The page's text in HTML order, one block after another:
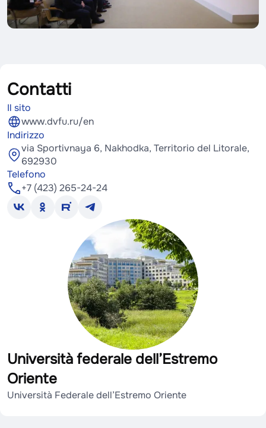
Contatti
Il sito
www.dvfu.ru/en
Indirizzo
via Sportivnaya 6, Nakhodka, Territorio del Litorale,
692930
Telefono
+7 (423) 265-24-24
Università federale dell’Estremo
Oriente
Università Federale dell’Estremo Oriente